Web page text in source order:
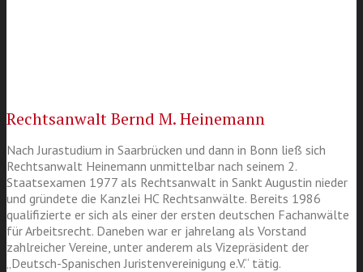
Rechtsanwalt Bernd M. Heinemann
Nach Jurastudium in Saarbrücken und dann in Bonn ließ sich
Rechtsanwalt Heinemann unmittelbar nach seinem 2.
Staatsexamen 1977 als Rechtsanwalt in Sankt Augustin nieder
und gründete die Kanzlei HC Rechtsanwälte. Bereits 1986
qualifizierte er sich als einer der ersten deutschen Fachanwälte
für Arbeitsrecht. Daneben war er jahrelang als Vorstand
zahlreicher Vereine, unter anderem als Vizepräsident der
„Deutsch-Spanischen Juristenvereinigung e.V.“ tätig.